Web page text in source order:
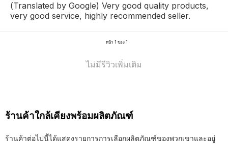
(Translated by Google) Very good quality products,
very good service, highly recommended seller.
หน้า 1 ของ 1
ไม่มีรีวิวเพิ่มเติม
ร้านค้าใกล้เคียงพร้อมผลิตภัณฑ์
ร้านค้าต่อไปนี้ได้แสดงรายการการเลือกผลิตภัณฑ์ของพวกเขาและอยู่